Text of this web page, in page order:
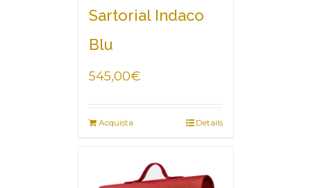
Sartorial Indaco
Blu
545,00€
Acquista Details